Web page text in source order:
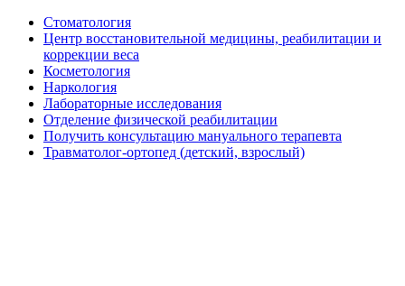
Стоматология
Центр восстановительной медицины, реабилитации и
коррекции веса
Косметология
Наркология
Лабораторные исследования
Отделение физической реабилитации
Получить консультацию мануального терапевта
Травматолог-ортопед (детский, взрослый)